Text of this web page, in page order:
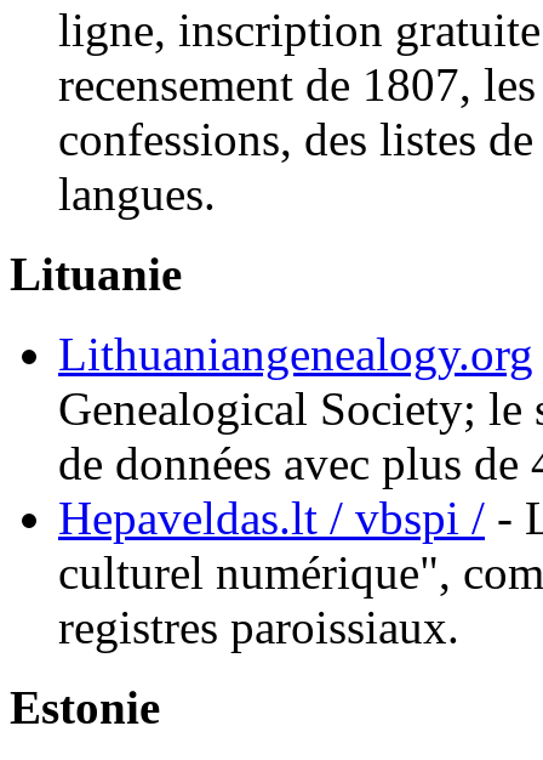
ligne, inscription
recensement de 1807,
confessions, des listes
langues.
Lituanie
Lithuaniangenealogy.org
Genealogical Society; le
de données avec plus de
Hepaveldas.lt / vbspi / -
culturel numérique",
registres paroissiaux.
Estonie